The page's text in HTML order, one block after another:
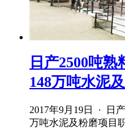
日产2500吨
148万吨水泥
2017年9月19日 · 日
万吨水泥及粉磨项目